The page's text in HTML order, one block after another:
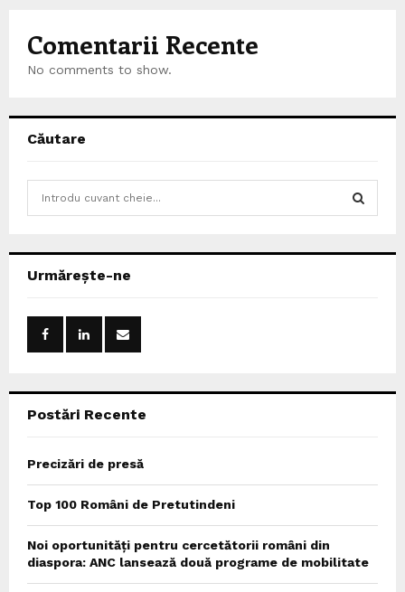
Comentarii Recente
No comments to show.
Căutare
h
Urmărește-ne
Postări Recente
Precizări de presă
Top 100 Români de Pretutindeni
Noi oportunități pentru cercetătorii români din
diaspora: ANC lansează două programe de mobilitate